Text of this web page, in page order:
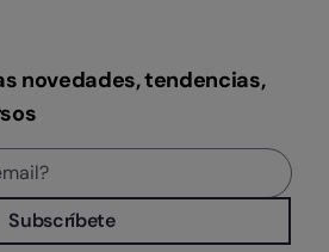
novedades, tendencias,
Subscríbete